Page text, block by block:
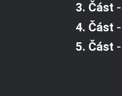
3. Část -
4. Část -
5. Část -